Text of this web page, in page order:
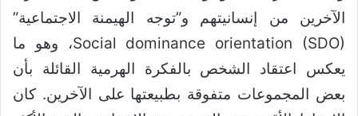
الآخرين من إنسانيتهم و”توجه الهيمنة الاجتماعية”
Social dominance orientation (SDO)، وهو ما
يعكس اعتقاد الشخص بالفكرة الهرمية القائلة بأن
بعض المجموعات متفوقة بطبيعتها على الآخرين. كان